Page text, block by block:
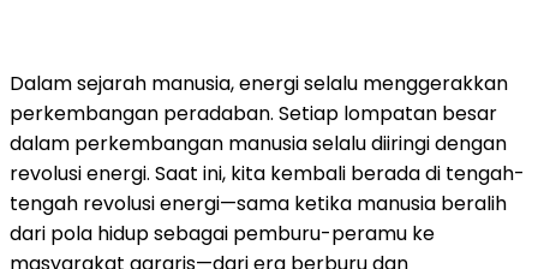
Dalam sejarah manusia, energi selalu menggerakkan
perkembangan peradaban. Setiap lompatan besar
dalam perkembangan manusia selalu diiringi dengan
revolusi energi. Saat ini, kita kembali berada di tengah-
tengah revolusi energi—sama ketika manusia beralih
dari pola hidup sebagai pemburu-peramu ke
masyarakat agraris—dari era berburu dan